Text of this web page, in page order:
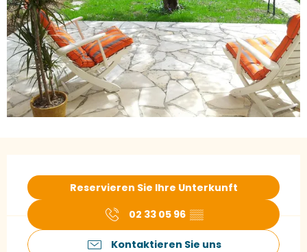
Reservieren Sie Ihre Unterkunft
02 33 05 96 ▒▒
Kontaktieren Sie uns